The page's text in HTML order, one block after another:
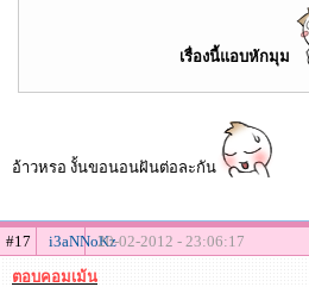
เรื่องนี้แอบหักมุม
อ้าวหรอ งั้นขอนอนฝันต่อละกัน
#17 i3aNNoKz20-02-2012 - 23:06:17
ตอบคอมเม้น